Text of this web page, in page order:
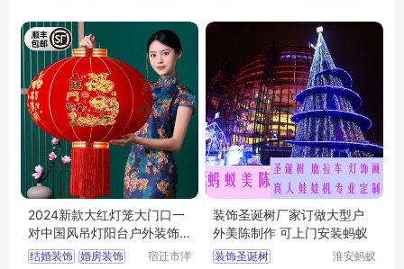
灯饰出口
2024新款大红灯笼大门口一
对中国风吊灯阳台户外装饰
过年新年挂饰
结婚装饰 婚房装饰
宿迁市洋
装饰圣诞树厂家订做大型户
外美陈制作 可上门安装蚂蚁
装饰圣诞树
淮安蚂蚁